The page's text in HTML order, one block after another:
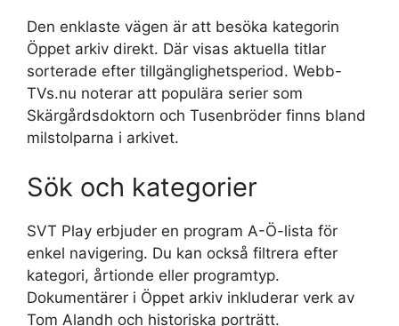
Den enklaste vägen är att besöka kategorin
Öppet arkiv direkt. Där visas aktuella titlar
sorterade efter tillgänglighetsperiod. Webb-
TVs.nu noterar att populära serier som
Skärgårdsdoktorn och Tusenbröder finns bland
milstolparna i arkivet.
Sök och kategorier
SVT Play erbjuder en program A-Ö-lista för
enkel navigering. Du kan också filtrera efter
kategori, årtionde eller programtyp.
Dokumentärer i Öppet arkiv inkluderar verk av
Tom Alandh och historiska porträtt.